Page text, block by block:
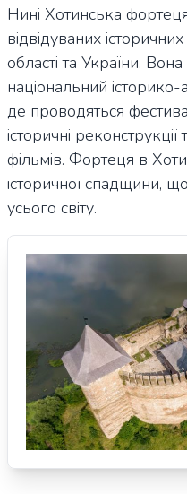
Нині Хотинська
відвідуваних
області та України.
національний історико-
де проводяться
історичні
фільмів. Фортеця в
історичної спадщини,
усього світу.